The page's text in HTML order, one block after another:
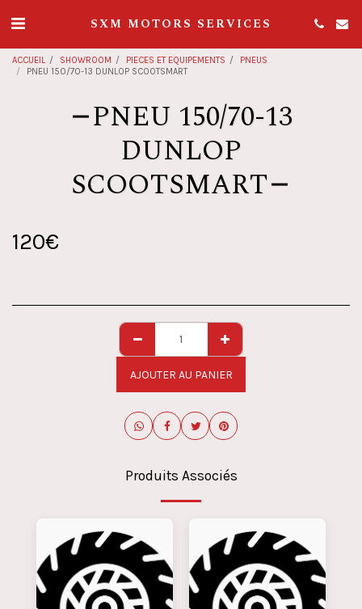
SXM MOTORS SERVICES
ACCUEIL SHOWROOM PIECES ET EQUIPEMENTS
PNEUS
PNEU 150/70-13 DUNLOP SCOOTSMART
PNEU 150/70-13
DUNLOP
SCOOTSMART
120€
AJOUTER AU PANIER
Produits Associés